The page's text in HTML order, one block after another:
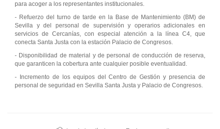
para acoger a los representantes institucionales.
- Refuerzo del turno de tarde en la Base de Mantenimiento (BM) de
Sevilla y del personal de supervisión y operarios adicionales en
servicios de Cercanías, con especial atención a la línea C4, que
conecta Santa Justa con la estación Palacio de Congresos.
- Disponibilidad de material y de personal de conducción de reserva,
que garanticen la cobertura ante cualquier posible eventualidad.
- Incremento de los equipos del Centro de Gestión y presencia de
personal de seguridad en Sevilla Santa Justa y Palacio de Congresos.